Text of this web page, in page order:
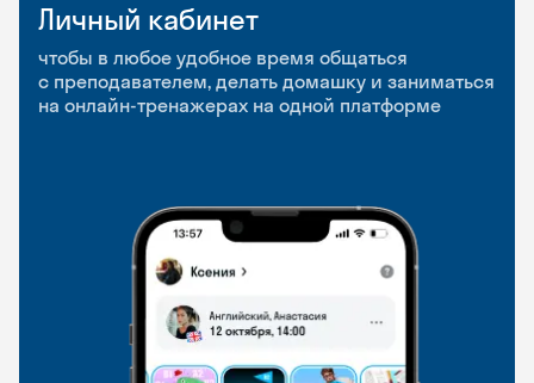
Личный кабинет
чтобы в любое удобное время общаться
с преподавателем, делать домашку и заниматься
на онлайн-тренажерах на одной платформе
Мобильное
приложение
чтобы заниматься и изучать новые слова где
и когда удобно
Разговорные клубы
и Talks
Групповые занятия для разговорной практики
и индивидуальные встречи с преподавателями